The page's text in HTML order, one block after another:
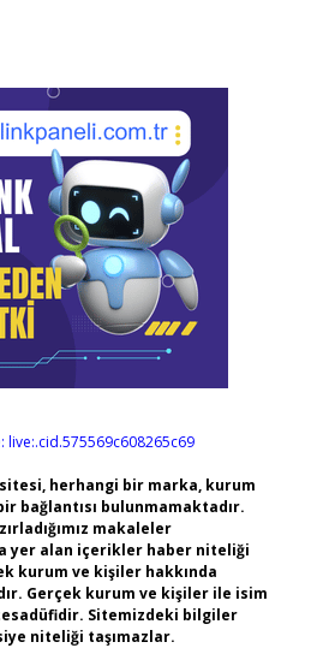
live:.cid.575569c608265c69
herhangi bir marka, kurum
bağlantısı bulunmamaktadır.
makaleler
yer alan içerikler haber niteliği
kurum ve kişiler hakkında
Gerçek kurum ve kişiler ile isim
Sitemizdeki bilgiler
niteliği taşımazlar.